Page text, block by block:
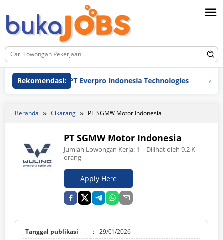
ke
konten
Rekomendasi:PT Everpro Indonesia Technologies PT
Beranda Cikarang PT SGMW Motor Indonesia
PT SGMW Motor Indonesia
Jumlah Lowongan Kerja: 1 | Dilihat oleh 9.2 K
orang
Apply Here
Tanggal publikasi : 29/01/2026